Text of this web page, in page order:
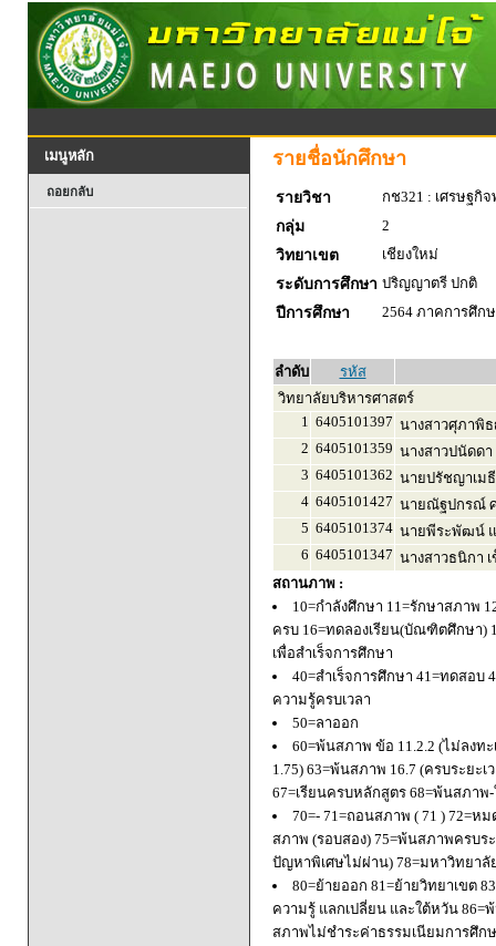
เมนูหลัก
ถอยกลับ
รายชื่อนักศึกษา
รายวิชา
กช321 : เศรษฐกิ
กลุ่ม
2
วิทยาเขต
เชียงใหม่
ระดับการศึกษา ปริญญาตรี ปกติ
ปีการศึกษา
2564 ภาคการศึก
ลำดับ
รหัส
วิทยาลัยบริหารศาสตร์
1 6405101397 นางสาวศุภาพิ
2 6405101359 นางสาวปนัดด
3 6405101362 นายปรัชญาเม
4 6405101427 นายณัฐปกรณ์
5 6405101374 นายพีระพัฒน์
6 6405101347 นางสาวธนิกา
สถานภาพ :
10=กำลังศึกษา 11=รักษาสภาพ
ครบ 16=ทดลองเรียน(บัณฑิตศึกษา)
เพื่อสำเร็จการศึกษา
40=สำเร็จการศึกษา 41=ทดสอบ
ความรู้ครบเวลา
50=ลาออก
60=พ้นสภาพ ข้อ 11.2.2 (ไม่ลงท
1.75) 63=พ้นสภาพ 16.7 (ครบระยะ
67=เรียนครบหลักสูตร 68=พ้นสภา
70=- 71=ถอนสภาพ ( 71 ) 72=
สภาพ (รอบสอง) 75=พ้นสภาพครบ
ปัญหาพิเศษไม่ผ่าน) 78=มหาวิทยา
80=ย้ายออก 81=ย้ายวิทยาเขต
ความรู้ แลกเปลี่ยน และใต้หวัน
สภาพไม่ชำระค่าธรรมเนียมการศึก